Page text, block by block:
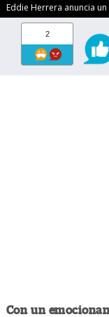
Eddie Herrera anuncia
2
Con un